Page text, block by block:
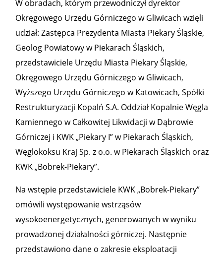
W obradach, którym przewodniczył dyrektor
Okręgowego Urzędu Górniczego w Gliwicach wzięli
udział: Zastępca Prezydenta Miasta Piekary Śląskie,
Geolog Powiatowy w Piekarach Śląskich,
przedstawiciele Urzędu Miasta Piekary Śląskie,
Okręgowego Urzędu Górniczego w Gliwicach,
Wyższego Urzędu Górniczego w Katowicach, Spółki
Restrukturyzacji Kopalń S.A. Oddział Kopalnie Węgla
Kamiennego w Całkowitej Likwidacji w Dąbrowie
Górniczej i KWK „Piekary I” w Piekarach Śląskich,
Węglokoksu Kraj Sp. z o.o. w Piekarach Śląskich oraz
KWK „Bobrek-Piekary”.
Na wstępie przedstawiciele KWK „Bobrek-Piekary”
omówili występowanie wstrząsów
wysokoenergetycznych, generowanych w wyniku
prowadzonej działalności górniczej. Następnie
przedstawiono dane o zakresie eksploatacji